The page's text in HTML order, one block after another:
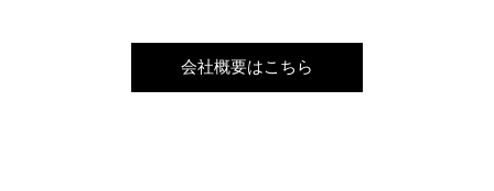
会社概要はこちら